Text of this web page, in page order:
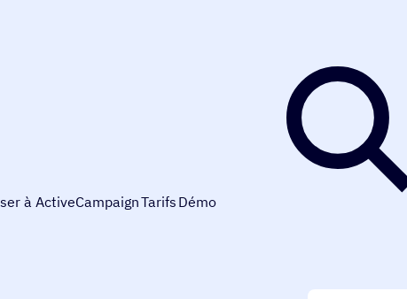
à ActiveCampaignTarifs Démo